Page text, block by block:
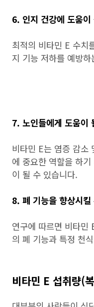
6. 인지 건강에 도움
최적의 비타민 E 수치
지 기능 저하를 예방
7. 노인들에게 도움이
비타민 E는 염증 감소
에 중요한 역할을 하
이 될 수 있습니다.
8. 폐 기능을 향상시
연구에 따르면 비타민
의 폐 기능과 특정 천
비타민 E 섭취량(